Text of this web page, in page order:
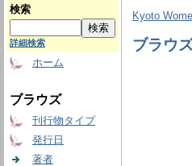
検索
詳細検索
ホーム
ブラウズ
刊行物タイプ
発行日
著者
Kyoto
ブラウ